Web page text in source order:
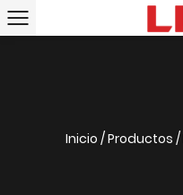
Inicio /Productos /